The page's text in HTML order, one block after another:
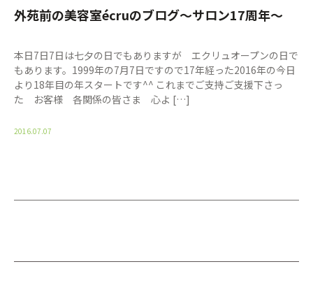
外苑前の美容室écruのブログ〜サロン17周年〜
本日7日7日は七夕の日でもありますが エクリュオープンの日で
もあります。1999年の7月7日ですので17年経った2016年の今日
より18年目の年スタートです^^ これまでご支持ご支援下さっ
た お客様 各関係の皆さま 心よ […]
2016.07.07